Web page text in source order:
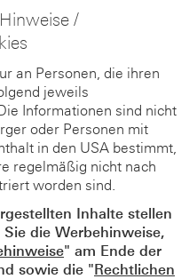
/
an Personen, die ihren
jeweils
Informationen sind nicht
oder Personen mit
in den USA bestimmt,
regelmäßig nicht nach
worden sind.
Inhalte stellen
die Werbehinweise,
" am Ende der
sowie die "Rechtlichen